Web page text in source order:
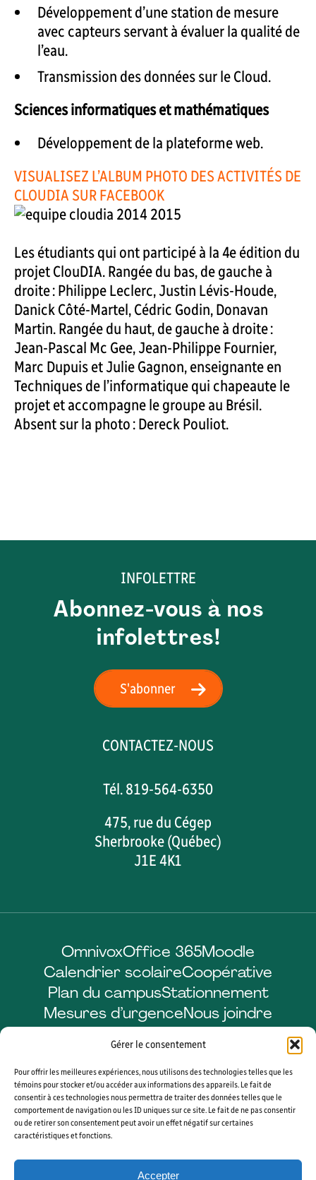
Gérer le consentement
Pour offrir les meilleures expériences, nous utilisons des technologies telles que les
témoins pour stocker et/ou accéder aux informations des appareils. Le fait de
consentir à ces technologies nous permettra de traiter des données telles que le
comportement de navigation ou les ID uniques sur ce site. Le fait de ne pas consentir
ou de retirer son consentement peut avoir un effet négatif sur certaines
caractéristiques et fonctions.
Accepter
Développement d’une station de mesure
avec capteurs servant à évaluer la qualité de
l’eau.
Transmission des données sur le Cloud.
Sciences informatiques et mathématiques
Développement de la plateforme web.
VISUALISEZ L’ALBUM PHOTO DES ACTIVITÉS DE
CLOUDIA SUR FACEBOOK
Les étudiants qui ont participé à la 4e édition du
projet ClouDIA. Rangée du bas, de gauche à
droite : Philippe Leclerc, Justin Lévis-Houde,
Danick Côté-Martel, Cédric Godin, Donavan
Martin. Rangée du haut, de gauche à droite :
Jean-Pascal Mc Gee, Jean-Philippe Fournier,
Marc Dupuis et Julie Gagnon, enseignante en
Techniques de l’informatique qui chapeaute le
projet et accompagne le groupe au Brésil.
Absent sur la photo : Dereck Pouliot.
INFOLETTRE
Abonnez-vous à nos
infolettres!
S'abonner
CONTACTEZ-NOUS
Tél. 819-564-6350
475, rue du Cégep
Sherbrooke (Québec)
J1E 4K1
OmnivoxOffice 365Moodle
Calendrier scolaireCoopérative
Plan du campusStationnement
Mesures d’urgenceNous joindre
FacebookLinkedInInstagramYouTube
© 2026 CÉGEP DE SHERBROOKE. TOUS DROITS RÉSERVÉS. AGENCE WEB